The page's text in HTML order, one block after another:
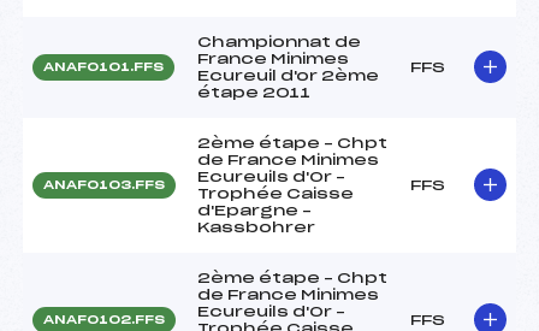
ANAF0101.FFS
Championnat de
France Minimes
Ecureuil d'or 2ème
étape 2011
FFS
ANAF0103.FFS
2ème étape – Chpt
de France Minimes
Ecureuils d'Or –
Trophée Caisse
d'Epargne –
Kassbohrer
FFS
ANAF0102.FFS
2ème étape – Chpt
de France Minimes
Ecureuils d'Or –
Trophée Caisse
FFS